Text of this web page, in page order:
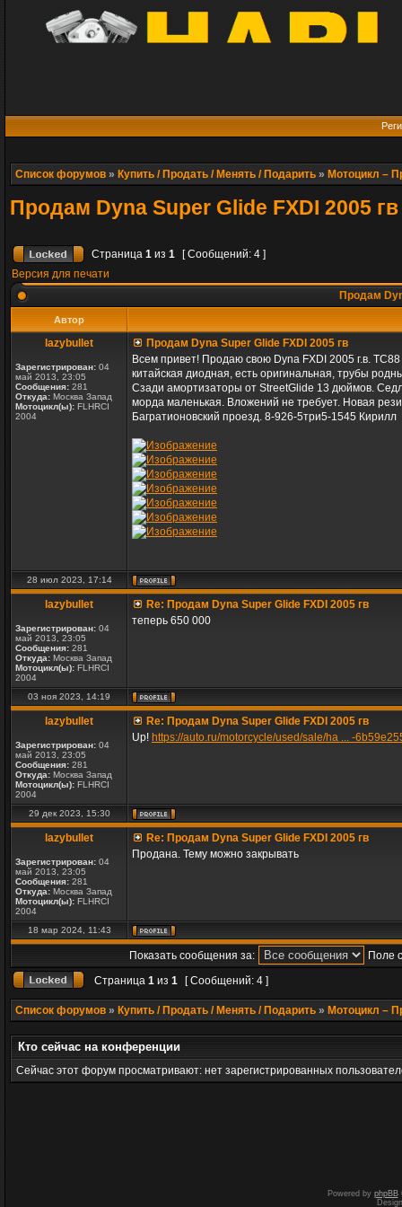
Список форумов » Купить / Продать / Менять / Подарить » Мотоцикл –
Продам Dyna Super Glide FXDI 2005 гв
Страница 1 из 1
[ Сообщений: 4 ]
Версия для печати
Продам
Автор
lazybullet
Зарегистрирован: 04
май 2013, 23:05
Сообщения: 281
Откуда: Москва Запад
Мотоцикл(ы): FLHRCI
2004
Продам Dyna Super Glide FXDI 2005 гв
Всем привет! Продаю свою Dyna FXDI 2005 г.в.
китайская диодная, есть оригинальная, трубы
Сзади амортизаторы от StreetGlide 13 дюймов.
морда маленькая. Вложений не требует. Новая
Багратионовский проезд. 8-926-5три5-1545 Кирилл
28 июл 2023, 17:14
lazybullet
Зарегистрирован: 04
май 2013, 23:05
Сообщения: 281
Откуда: Москва Запад
Мотоцикл(ы): FLHRCI
2004
Re: Продам Dyna Super Glide FXDI 2005 гв
теперь 650 000
03 ноя 2023, 14:19
lazybullet
Зарегистрирован: 04
май 2013, 23:05
Сообщения: 281
Откуда: Москва Запад
Мотоцикл(ы): FLHRCI
2004
Re: Продам Dyna Super Glide FXDI 2005 гв
Up! https://auto.ru/motorcycle/used/sale/ha ... -
29 дек 2023, 15:30
lazybullet
Зарегистрирован: 04
май 2013, 23:05
Сообщения: 281
Откуда: Москва Запад
Мотоцикл(ы): FLHRCI
2004
Re: Продам Dyna Super Glide FXDI 2005 гв
Продана. Тему можно закрывать
18 мар 2024, 11:43
Показать сообщения за:
Поле
Страница 1 из 1 [ Сообщений: 4 ]
Список форумов » Купить / Продать / Менять / Подарить » Мотоцикл –
Кто сейчас на конференции
Сейчас этот форум просматривают: нет зарегистрированных
Powered by phpBB